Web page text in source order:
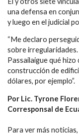
una defensa en
y luego en el judicial
“Me declaro
sobre
Passailaigue qué
construcción de
dólares, por ejemplo”.
Por Lic. Tyrone
Corresponsal de
Para ver más noticias,